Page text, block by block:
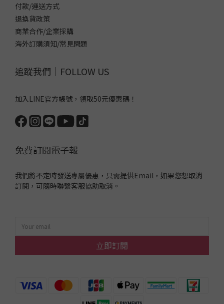
付款/運送方式
退換貨政策
商業合作/企業採購
海外訂購須知/常見問題
追蹤我們｜FOLLOW US
加入LINE官方帳號，領取50元優惠碼！
免費訂閱電子報
我們將不定時發送專屬優惠，只需提供Email，如果您想取消
訂閱，可隨時聯繫客服協助取消。
立即訂閱